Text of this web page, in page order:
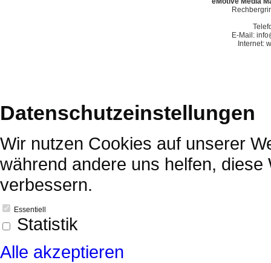
E-Mail:
Internet:
Datenschutzeinstellungen
Wir nutzen Cookies auf unserer
während andere uns helfen,
verbessern.
Essentiell
Statistik
Alle akzeptieren